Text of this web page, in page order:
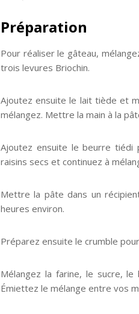
Préparation
Pour réaliser le gâteau,
trois levures Briochin.
Ajoutez ensuite le lait tiède et
mélangez. Mettre la main à la
Ajoutez ensuite le beurre
raisins secs et continuez à
Mettre la pâte dans un
heures environ.
Préparez ensuite le crumble
Mélangez la farine, le sucre,
Émiettez le mélange entre vos